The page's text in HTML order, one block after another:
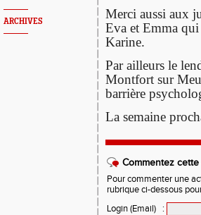
ARCHIVES
Merci aussi aux
Eva et Emma
Karine.
Par ailleurs le
Montfort sur
barrière
La semaine
Commentez
Pour commenter une
rubrique ci-dessous
Login (Email)
: